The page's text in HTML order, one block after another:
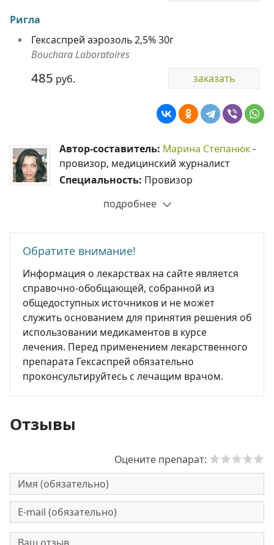
Ригла
Гексаспрей аэрозоль 2,5% 30г
Bouchara Laboratoires
485 руб. заказать
Автор-составитель: Марина Степанюк-
провизор, медицинский журналист
Специальность: Провизор
подробнее
Обратите внимание!
Информация о лекарствах на сайте является
справочно-обобщающей, собранной из
общедоступных источников и не может
служить основанием для принятия решения об
использовании медикаментов в курсе
лечения. Перед применением лекарственного
препарата Гексаспрей обязательно
проконсультируйтесь с лечащим врачом.
Отзывы
Оцените препарат: